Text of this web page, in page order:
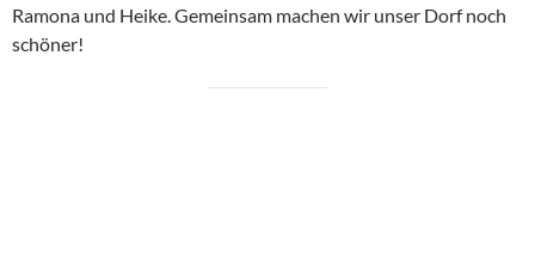
Ramona und Heike. Gemeinsam machen wir unser Dorf noch
schöner!